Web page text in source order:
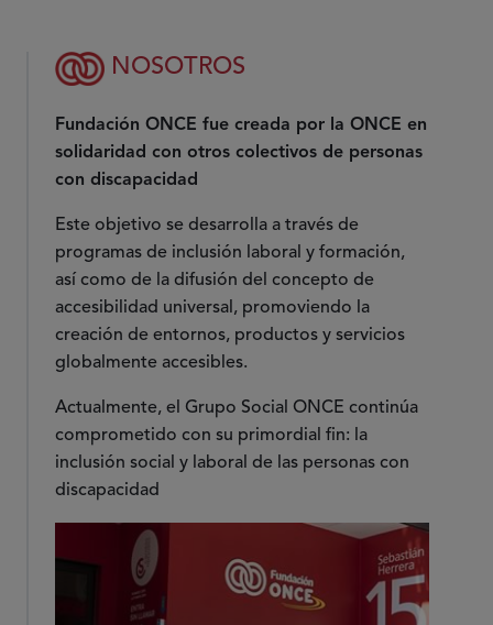
NOSOTROS
Fundación ONCE fue creada por la ONCE en
solidaridad con otros colectivos de personas
con discapacidad
Este objetivo se desarrolla a través de
programas de inclusión laboral y formación,
así como de la difusión del concepto de
accesibilidad universal, promoviendo la
creación de entornos, productos y servicios
globalmente accesibles.
Actualmente, el Grupo Social ONCE continúa
comprometido con su primordial fin: la
inclusión social y laboral de las personas con
discapacidad